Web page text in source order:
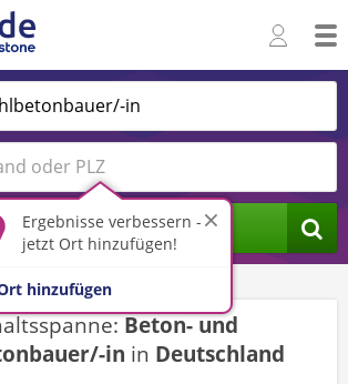
Ergebnisse verbessern -
jetzt Ort hinzufügen!
hinzufügen
Jobs finden
in
Beton- und
in in Deutschland